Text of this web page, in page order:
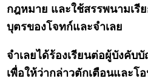
กฎหมาย และใช้สรรพนามเรี
บุตรของโจทก์และจำเลย
จำเลยได้ร้องเรียนต่อผู้บังคับ
เพื่อให้ว่ากล่าวตักเตือนและโ